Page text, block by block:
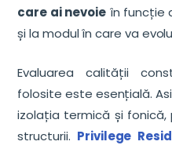
care ai nevoieîn funcție
și la modul în care va
Evaluarea calității
folosite este esențială.
izolația termică și
structurii. Privilege